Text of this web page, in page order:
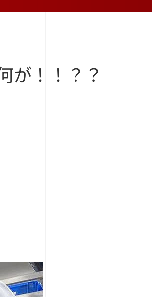
が！！？？